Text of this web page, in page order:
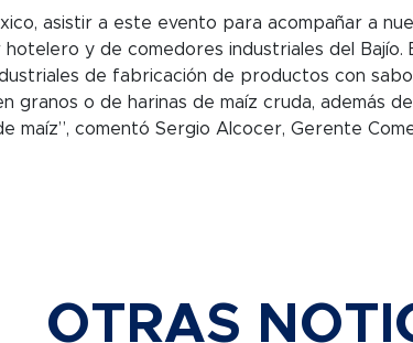
asistir a este evento para acompañar a
y de comedores industriales del Bajío.
de fabricación de productos con
granos o de harinas de maíz cruda, además
maíz”, comentó Sergio Alcocer, Gerente
OTRAS